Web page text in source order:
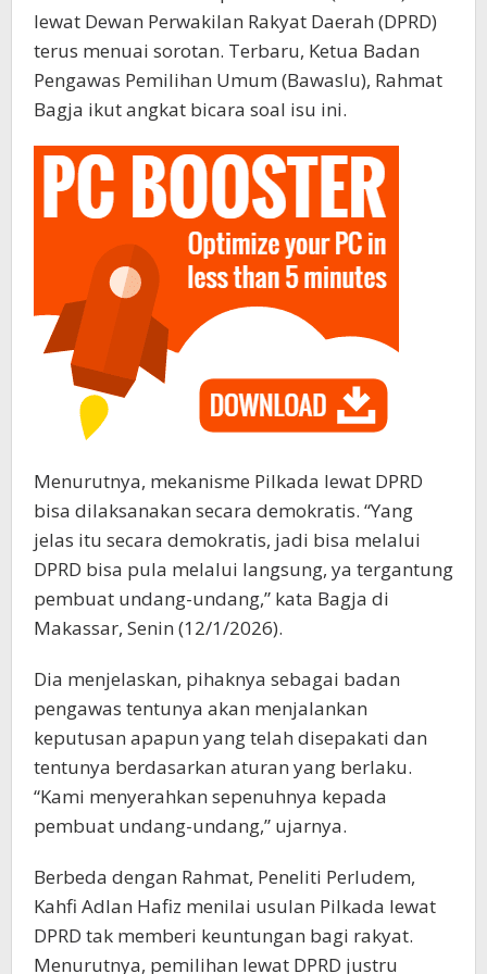
lewat Dewan Perwakilan Rakyat Daerah (DPRD)
terus menuai sorotan. Terbaru, Ketua Badan
Pengawas Pemilihan Umum (Bawaslu), Rahmat
Bagja ikut angkat bicara soal isu ini.
Menurutnya, mekanisme Pilkada lewat DPRD
bisa dilaksanakan secara demokratis. “Yang
jelas itu secara demokratis, jadi bisa melalui
DPRD bisa pula melalui langsung, ya tergantung
pembuat undang-undang,” kata Bagja di
Makassar, Senin (12/1/2026).
Dia menjelaskan, pihaknya sebagai badan
pengawas tentunya akan menjalankan
keputusan apapun yang telah disepakati dan
tentunya berdasarkan aturan yang berlaku.
“Kami menyerahkan sepenuhnya kepada
pembuat undang-undang,” ujarnya.
Berbeda dengan Rahmat, Peneliti Perludem,
Kahfi Adlan Hafiz menilai usulan Pilkada lewat
DPRD tak memberi keuntungan bagi rakyat.
Menurutnya, pemilihan lewat DPRD justru